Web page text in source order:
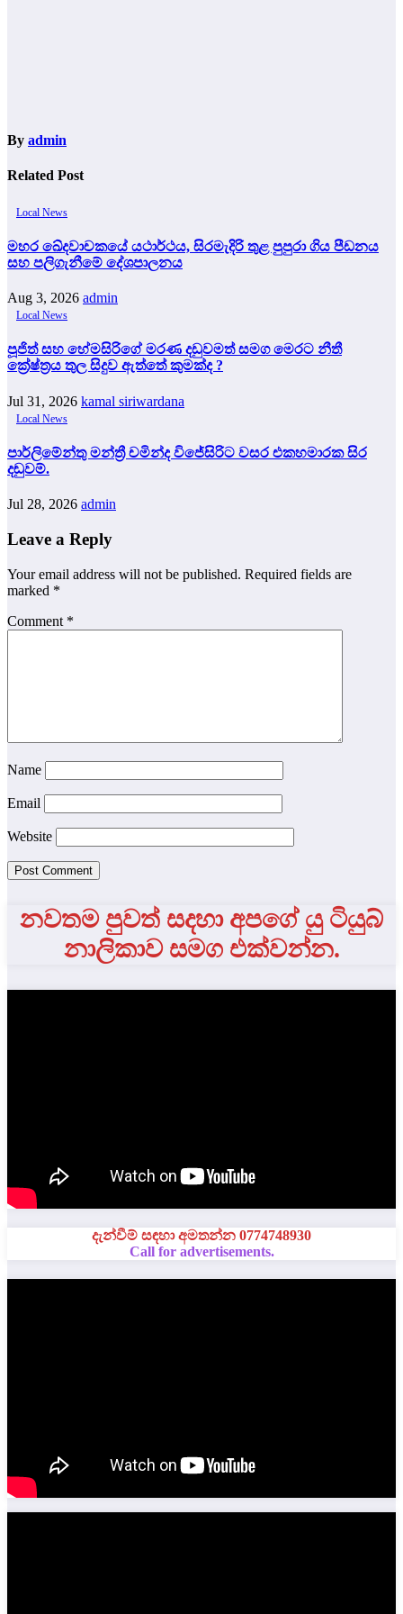
By admin
Related Post
Local News
මහර ඛේදවාචකයේ යථාර්ථය, සිරමැදිරි තුළ පුපුරා ගිය පීඩනය
සහ පලිගැනීමේ දේශපාලනය
Aug 3, 2026 admin
Local News
පූජිත් සහ හේමසිරිගේ මරණ දඩුවමත් සමග මෙරට නීතී
ක්‍රේෂ්ත්‍රය තුල සිදුව ඇත්තේ කුමක්ද ?
Jul 31, 2026 kamal siriwardana
Local News
පාර්ලිමේන්තු මන්ත්‍රී චමින්ද විජේසිරිට වසර එකහමාරක සිර
දඬුවම්.
Jul 28, 2026 admin
Leave a Reply
Your email address will not be published. Required fields are
marked *
Comment *
Name
Email
Website
නවතම පුවත් සදහා අපගේ යු ටියුබ්
නාලිකාව සමග එක්වන්න.
දැන්වීම් සඳහා අමතන්න 0774748930
Call for advertisements.